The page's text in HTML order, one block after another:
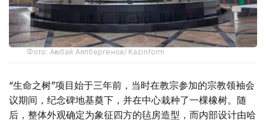
Фото: Ағыбай Аяпбергенов/ Kazinform
“生命之树”项目始于三年前，当时在教宗参加的宗教领袖会
议期间，纪念碑地基奠下，并在中心栽种了一棵橡树。随
后，整体外观确定为象征四方的毡房造型，而内部设计由哈